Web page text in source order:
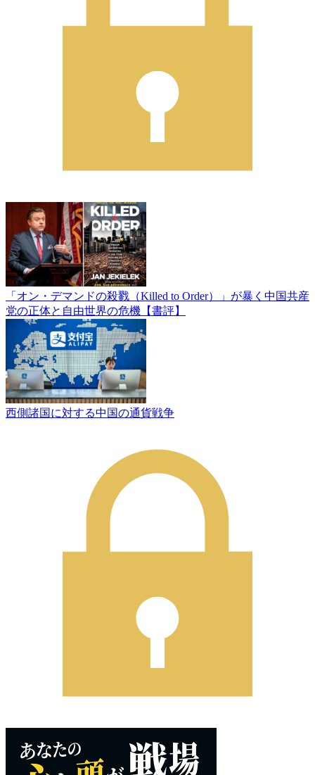
「オン・デマンドの殺戮（Killed to Order）」が暴く中国共産
党の正体と自由世界の危機【書評】
西側諸国に対する中国の通貨戦争